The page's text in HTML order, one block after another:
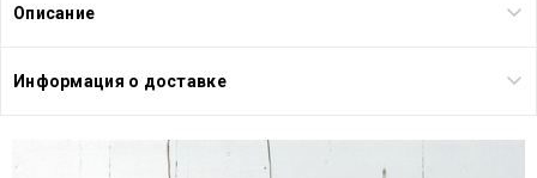
Описание
Информация о доставке